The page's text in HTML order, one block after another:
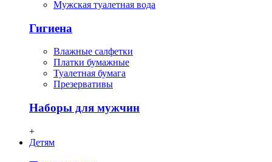
Мужская туалетная вода
Гигиена
Влажные салфетки
Платки бумажные
Туалетная бумага
Презервативы
Наборы для мужчин
+
Детям